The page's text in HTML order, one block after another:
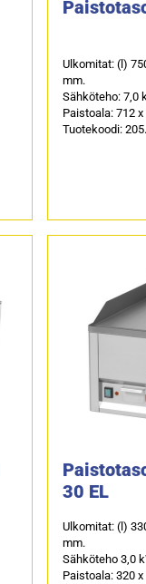
Ulkomitat: (l)
mm.
Sähköteho: 7,0
Paistoala: 712
Tuotekoodi: 205.
30 EL
Ulkomitat: (l)
mm.
Sähköteho 3,0
Paistoala: 320